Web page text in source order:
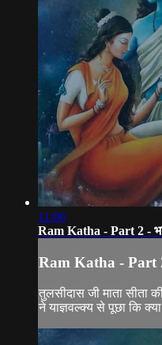
11:06
Ram Katha - Part 2 -
Ram Katha - Part
तुलसीदास जी माता सीता
ने याज्ञवल्क्य से पूछा कि